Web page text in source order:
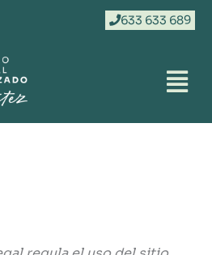
633 633 689